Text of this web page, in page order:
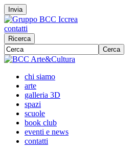
Invia
contatti
Ricerca
Cerca
chi siamo
arte
galleria 3D
spazi
scuole
book club
eventi e news
contatti